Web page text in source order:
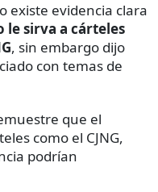
existe evidencia clara
le sirva a cárteles
, sin embargo dijo
con temas de
que el
como el CJNG,
podrían